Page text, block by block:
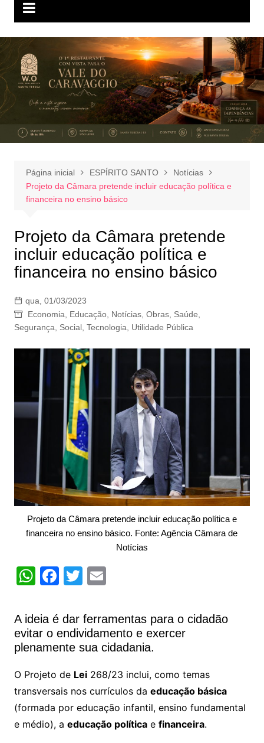
Página inicial ESPÍRITO SANTO
Notícias
Projeto da Câmara pretende incluir educação política e
financeira no ensino básico
Projeto da Câmara pretende
incluir educação política e
financeira no ensino básico
qua, 01/03/2023
Economia
Educação, Notícias, Obras, Saúde
Segurança
Social, Tecnologia Utilidade Pública
Projeto da Câmara pretende incluir educação política e
financeira no ensino básico. Fonte: Agência Câmara de
Notícias
W
at
s
A
p
p
F
c
e
b
o
o
k
T
itt
er
E
ai
l
A ideia é dar ferramentas para o cidadão
evitar o endividamento e exercer
plenamente sua cidadania.
O Projeto de Lei268/23 inclui, como temas
transversais nos currículos da educação básica
(formada por educação infantil, ensino fundamental
e médio), a educação políticae financeira.